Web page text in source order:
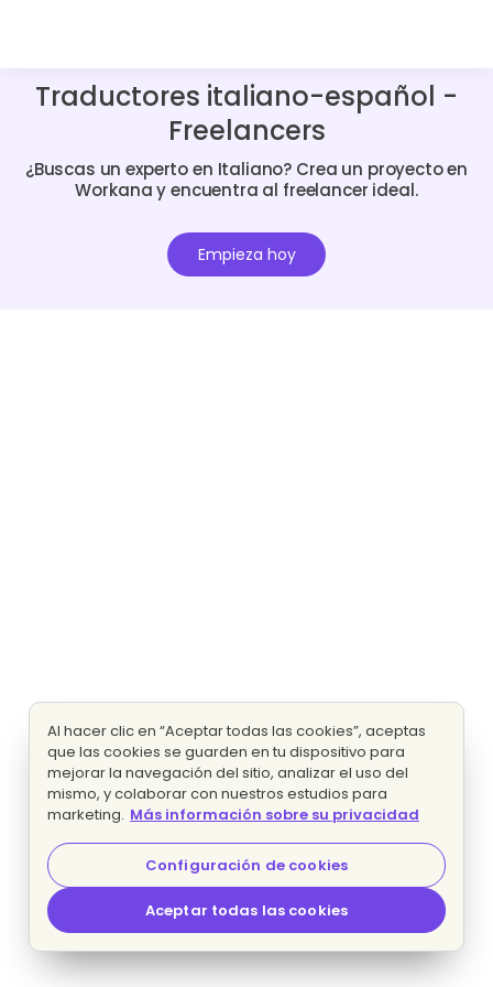
Traductores italiano-español -
Freelancers
¿Buscas un experto en Italiano? Crea un proyecto en
Workana y encuentra al freelancer ideal.
Empieza hoy
Al hacer clic en “Aceptar todas las cookies”, aceptas
que las cookies se guarden en tu dispositivo para
mejorar la navegación del sitio, analizar el uso del
mismo, y colaborar con nuestros estudios para
marketing. Más información sobre su privacidad
Configuración de cookies
Aceptar todas las cookies